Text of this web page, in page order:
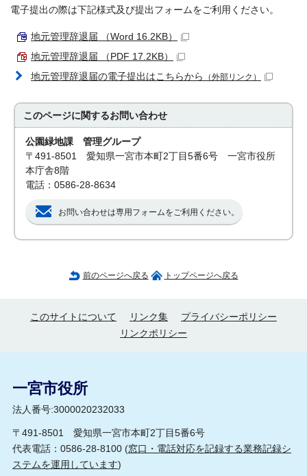
電子提出の際は下記様式及び提出フォームをご利用ください。
地元管理辞退届 （Word 16.2KB）
地元管理辞退届 （PDF 17.2KB）
地元管理辞退届の電子提出はこちらから
（外部リンク）
このページに関するお問い合わせ
公園緑地課 管理グループ
〒491-8501 愛知県一宮市本町2丁目5番6号 一宮市役所
本庁舎8階
電話：0586-28-8634
お問い合わせは専用フォームをご利用ください。
前のページへ戻る トップページへ戻る
このサイトについて リンク集
プライバシーポリシー
リンクポリシー
一宮市役所
法人番号:3000020232033
〒491-8501 愛知県一宮市本町2丁目5番6号
代表電話：0586-28-8100 (窓口・電話対応を記録する業務記録シ
ステムを運用しています)